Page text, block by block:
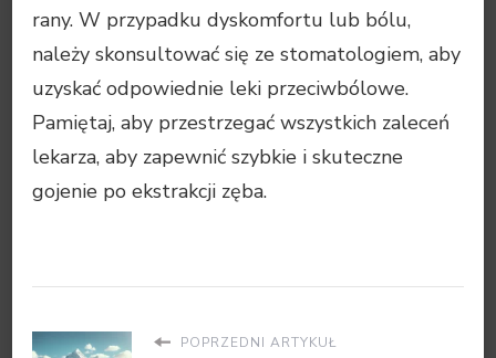
rany. W przypadku dyskomfortu lub bólu,
należy skonsultować się ze stomatologiem, aby
uzyskać odpowiednie leki przeciwbólowe.
Pamiętaj, aby przestrzegać wszystkich zaleceń
lekarza, aby zapewnić szybkie i skuteczne
gojenie po ekstrakcji zęba.
POPRZEDNI ARTYKUŁ